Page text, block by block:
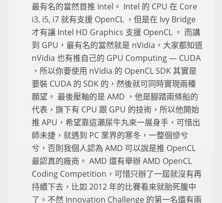
最有名的當然首推 Intel。 Intel 的 CPU 在 Core
i3, i5, i7 就有支援 OpenCL ，但是在 Ivy Bridge
才有讓 Intel HD Graphics 支援 OpenCL 。 而講
到 GPU，最有名的當然就是 nVidia，大家都知道
nVidia 也有推自己的 GPU Computing — CUDA
，所以你要使用 nVidia 的 OpenCL SDK 其實是
要裝 CUDA 的 SDK 的，然後就可同時實現兩種
願望。 最後壓軸的是 AMD ，他是腳踏兩條船的
代表，旗下有 CPU 跟 GPU 的技術，所以他開始
推 APU，希望靠這瀨尿牛丸來一展身手，可惜出
師未捷，就遇到 PC 業界的寒冬，一整個慘兮
兮，否則我個人認為 AMD 可以說是推 OpenCL
最認真的廠商。 AMD 還有舉辦 AMD OpenCL
Coding Competition，可惜只辦了一屆就沒有再
持續下去，比如 2012 年的比賽看來就胎死腹中
了。不然 Innovation Challenge 的第一名還有兩